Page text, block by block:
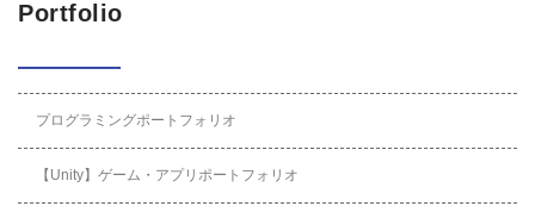
Portfolio
プログラミングポートフォリオ
【Unity】ゲーム・アプリポートフォリオ